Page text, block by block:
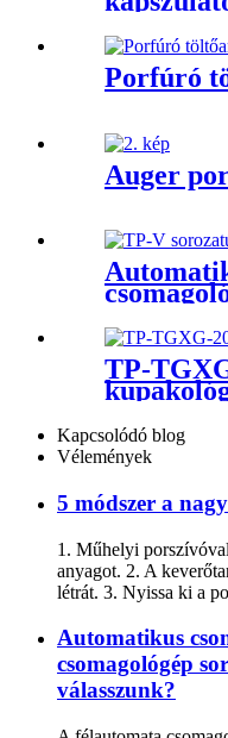
Porfúró
Auger
TP-
Kapcsolódó blog
Vélemények
5 módszer a
1. Műhelyi
anyagot. 2. A
létrát. 3. Nyissa ki a
Automatikus
csomagológép
válasszunk?